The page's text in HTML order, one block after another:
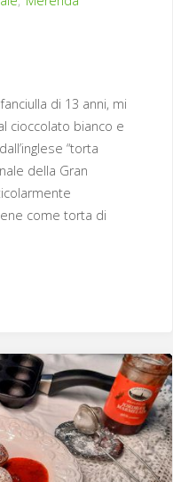
di 13 anni, mi
cioccolato bianco e
“torta
della Gran
come torta di